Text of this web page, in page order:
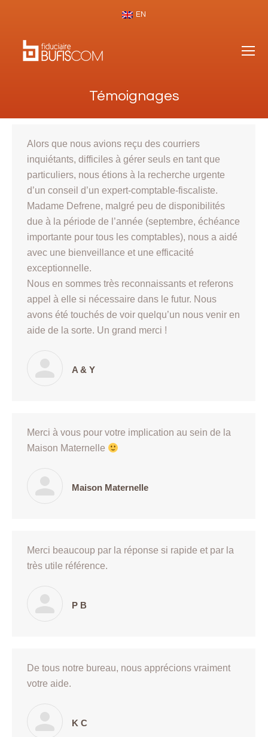
EN
Témoignages
Alors que nous avions reçu des courriers
inquiétants, difficiles à gérer seuls en tant que
particuliers, nous étions à la recherche urgente
d’un conseil d’un expert-comptable-fiscaliste.
Madame Defrene, malgré peu de disponibilités
due à la période de l’année (septembre, échéance
importante pour tous les comptables), nous a aidé
avec une bienveillance et une efficacité
exceptionnelle.
Nous en sommes très reconnaissants et referons
appel à elle si nécessaire dans le futur. Nous
avons été touchés de voir quelqu’un nous venir en
aide de la sorte. Un grand merci !
A & Y
Merci à vous pour votre implication au sein de la
Maison Maternelle
Maison Maternelle
Merci beaucoup par la réponse si rapide et par la
très utile référence.
P B
De tous notre bureau, nous apprécions vraiment
votre aide.
K C